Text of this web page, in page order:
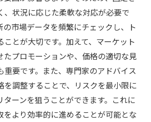
、状況に応じた柔軟な対応が必要で
の市場データを頻繁にチェックし、ト
ことが大切です。加えて、マーケット
たプロモーションや、価格の適切な見
重要です。また、専門家のアドバイス
を調整することで、リスクを最小限に
ターンを狙うことができます。これに
をより効率的に進めることが可能とな